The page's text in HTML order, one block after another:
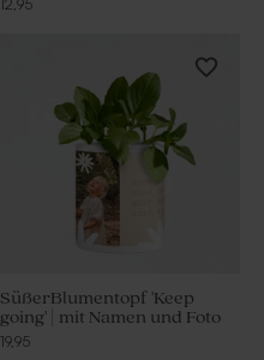
12,95
SüßerBlumentopf 'Keep
going' | mit Namen und Foto
19,95